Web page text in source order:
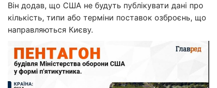
Він додав, що США не будуть публікувати дані про
кількість, типи або терміни поставок озброєнь, що
направляються Києву.